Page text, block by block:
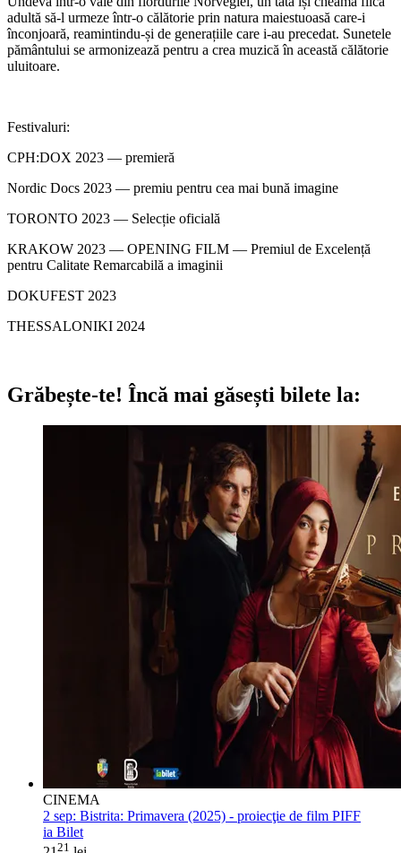
adultă să-l urmeze într-o călătorie prin natura maiestuoasă care-i
înconjoară, reamintindu-și de generațiile care i-au precedat. Sunetele
pământului se armonizează pentru a crea muzică în această călătorie
uluitoare.
Festivaluri:
CPH:DOX 2023 — premieră
Nordic Docs 2023 — premiu pentru cea mai bună imagine
TORONTO 2023 — Selecție oficială
KRAKOW 2023 — OPENING FILM — Premiul de Excelență
pentru Calitate Remarcabilă a imaginii
DOKUFEST 2023
THESSALONIKI 2024
Grăbește-te! Încă mai găsești bilete la:
CINEMA
2 sep: Bistrita: Primavera (2025) - proiecţie de film PIFF
ia Bilet
21